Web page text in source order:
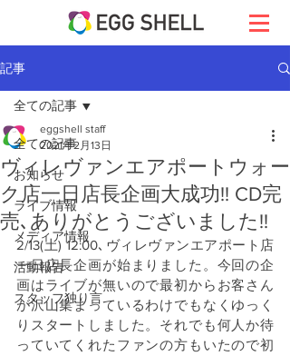
記事
全ての記事
お知らせ
ライブ情報
メディア情報
活動報告
スタッフ独り言
全ての記事
ヴィレヴァンエアポートウォー
ク店一日店長企画大成功!! CD完
売､ありがとうございました!!
eggshell staff
2021年2月13日
2/13(土) 12:00､ヴィレヴァンエアポート店
一日店長企画が始まりました。今回の企
画はライブが無いので最初からお客さん
が沢山集まっているわけでもなくゆっく
りスタートしました。それでも何人か待
っていてくれたファンの方もいたので初